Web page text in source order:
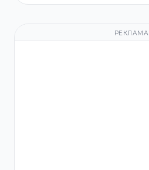
РЕКЛАМА